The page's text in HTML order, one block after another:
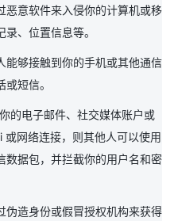
恶意软件来入侵你的计算机或移
、位置信息等。
能够接触到你的手机或其他通信
短信。
的电子邮件、社交媒体账户或
网络连接，则其他人可以使用
数据包，并拦截你的用户名和密
伪造身份或假冒授权机构来获得